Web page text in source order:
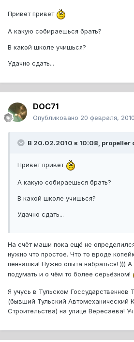
Привет привет
А какую собираешься брать?
В какой школе учишься?
Удачно сдать...
DOC71
Опубликовано 20 февраля, 2010
В 20.02.2010 в 10:08, propeller
Привет привет
А какую собираешься брать?
В какой школе учишься?
Удачно сдать...
На счёт маши пока ещё не
нужно что простое. Что то вроде
пеннашки! Нужно опыта набраться! )))
подумать и о чём то более серьёзном!
Я учусь в Тульском Госсударственнов
(бывший Тульский Автомеханический
Строительства) на улице Вересаева!